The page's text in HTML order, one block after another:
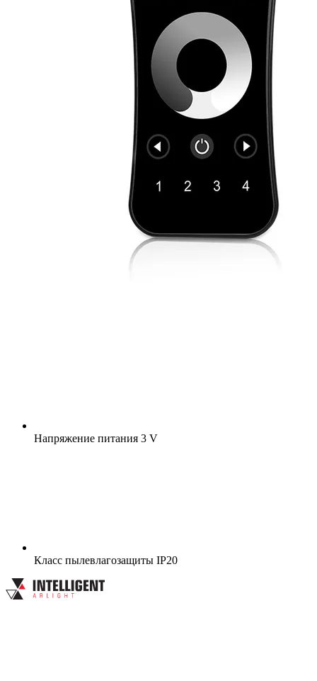
Напряжение питания 3 V
Класс пылевлагозащиты IP20